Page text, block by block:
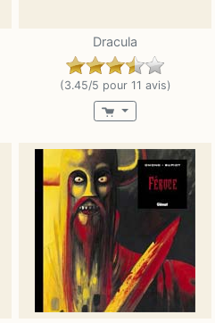
Dracula
(3.45/5 pour 11 avis)